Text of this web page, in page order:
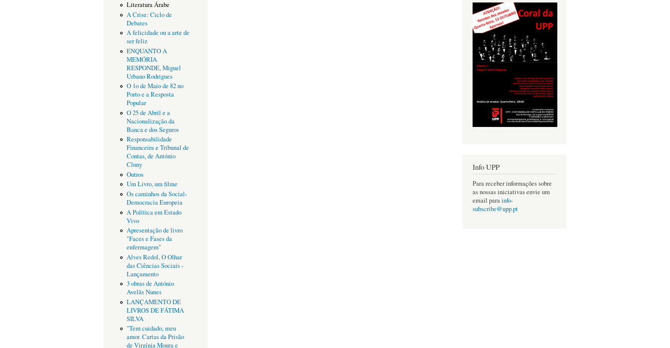
Literatura Árabe
A Crise: Ciclo de
Debates
A felicidade ou a arte de
ser feliz
ENQUANTO A
MEMÓRIA
RESPONDE, Miguel
Urbano Rodrigues
O 1o de Maio de 82 no
Porto e a Resposta
Popular
O 25 de Abril e a
Nacionalização da
Banca e dos Seguros
Responsabilidade
Financeira e Tribunal de
Contas, de António
Cluny
Outros
Um Livro, um filme
Os caminhos da Social-
Democracia Europeia
A Politica em Estado
Vivo
Apresentação de livro
"Faces e Fases da
enfermagem"
Alves Redol, O Olhar
das Ciências Sociais -
Lançamento
3 obras de António
Avelãs Nunes
LANÇAMENTO DE
LIVROS DE FÁTIMA
SILVA
"Tem cuidado, meu
amor. Cartas da Prisão
de Virgínia Moura e
Info UPP
Para receber informações sobre
as nossas iniciativas envie um
email parainfo-
subscribe@upp.pt